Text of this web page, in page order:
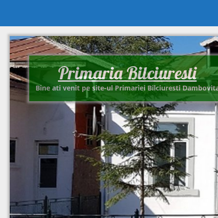
Primaria Bilciuresti
Bine ati venit pe site-ul Primariei Bilciuresti